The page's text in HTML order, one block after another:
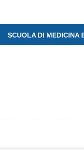
SCUOLA DI MEDICINA